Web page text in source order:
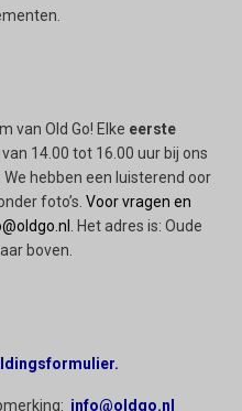
van Old Go! Elke eerste
14.00 tot 16.00 uur bij ons
hebben een luisterend oor
foto’s. Voor vragen en
. Het adres is: Oude
boven.
info@oldgo.nl